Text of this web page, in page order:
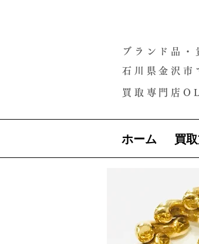
ブランド品・
石川県金沢市
買取専門店
ホーム 買